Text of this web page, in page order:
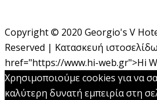
Copyright © 2020 Georgio's V
Reserved | Κατασκευή
href="https://www.hi-web.gr">Hi
Χρησιμοποιούμε cookies για να
καλύτερη δυνατή εμπειρία στη